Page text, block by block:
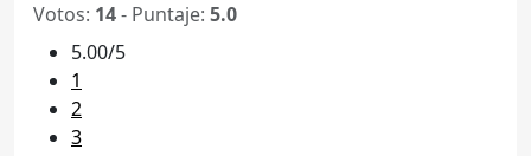
Votos: 14- Puntaje: 5.0
5.00/5
1
2
3